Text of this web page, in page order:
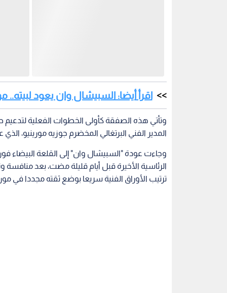
اقرأ أيضا: السبيشال وان يعود لبيته..
وتأتي هذه الصفقة كأولى الخطوات الفعلية
المدير الفني البرتغالي المخضرم جوزيه مورينيو، الذي
وجاءت عودة "السبيشال وان" إلى القلعة البيضاء فور
الرئاسية الأخيرة قبل أيام قليلة مضت، بعد
ترتيب الأوراق الفنية سريعا بوضع ثقته مجددا في